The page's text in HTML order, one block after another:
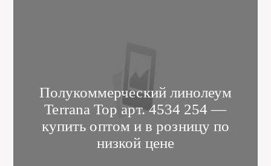
Полукоммерческий линолеум
Terrana Top арт. 4534 254 —
купить оптом и в розницу по
низкой цене